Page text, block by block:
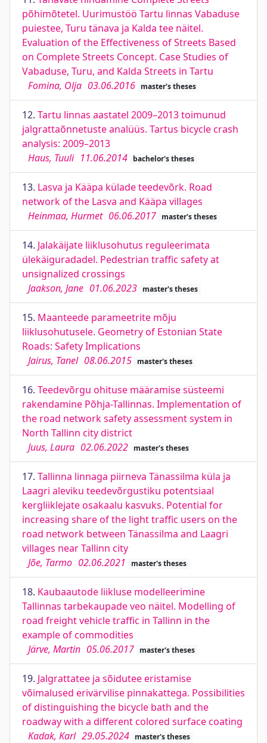
põhimõtetel. Uurimustöö Tartu linnas Vabaduse
puiestee, Turu tänava ja Kalda tee näitel.
Evaluation of the Effectiveness of Streets Based
on Complete Streets Concept. Case Studies of
Vabaduse, Turu, and Kalda Streets in Tartu
Fomina, Olja 03.06.2016 master's theses
12. Tartu linnas aastatel 2009–2013 toimunud
jalgrattaõnnetuste analüüs. Tartus bicycle crash
analysis: 2009–2013
Haus, Tuuli 11.06.2014 bachelor's theses
13. Lasva ja Kääpa külade teedevõrk. Road
network of the Lasva and Kääpa villages
Heinmaa, Hurmet 06.06.2017 master's theses
14. Jalakäijate liiklusohutus reguleerimata
ülekäiguradadel. Pedestrian traffic safety at
unsignalized crossings
Jaakson, Jane 01.06.2023 master's theses
15. Maanteede parameetrite mõju
liiklusohutusele. Geometry of Estonian State
Roads: Safety Implications
Jairus, Tanel 08.06.2015 master's theses
16. Teedevõrgu ohituse määramise süsteemi
rakendamine Põhja-Tallinnas. Implementation of
the road network safety assessment system in
North Tallinn city district
Juus, Laura 02.06.2022 master's theses
17. Tallinna linnaga piirneva Tänassilma küla ja
Laagri aleviku teedevõrgustiku potentsiaal
kergliiklejate osakaalu kasvuks. Potential for
increasing share of the light traffic users on the
road network between Tänassilma and Laagri
villages near Tallinn city
Jõe, Tarmo 02.06.2021 master's theses
18. Kaubaautode liikluse modelleerimine
Tallinnas tarbekaupade veo näitel. Modelling of
road freight vehicle traffic in Tallinn in the
example of commodities
Järve, Martin 05.06.2017 master's theses
19. Jalgrattatee ja sõidutee eristamise
võimalused erivärvilise pinnakattega. Possibilities
of distinguishing the bicycle bath and the
roadway with a different colored surface coating
Kadak, Karl 29.05.2024 master's theses